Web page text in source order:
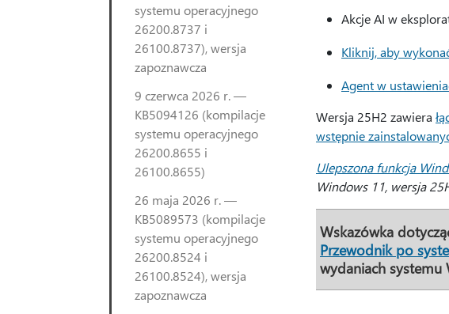
systemu operacyjnego
26200.8737 i
26100.8737), wersja
zapoznawcza
9 czerwca 2026 r. —
KB5094126 (kompilacje
systemu operacyjnego
26200.8655 i
26100.8655)
26 maja 2026 r. —
KB5089573 (kompilacje
systemu operacyjnego
26200.8524 i
26100.8524), wersja
zapoznawcza
Akcje AI w
Kliknij, aby
Agent w
Wersja 25H2 zawiera
wstępnie
Ulepszona funkcja
Windows 11, wersja
Wskazówka
Przewodnik po
wydaniach systemu